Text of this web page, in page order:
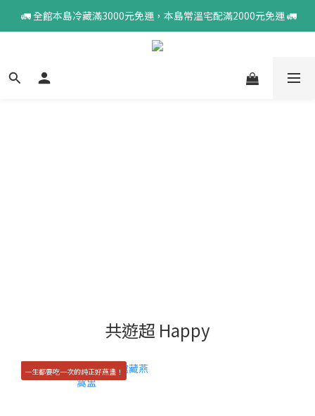
🚛 全館本島冷藏滿3000元免運，本島常溫宅配滿2000元免運 🚛
共遊超 Happy
一生都要吃一次的純正好燕盞！